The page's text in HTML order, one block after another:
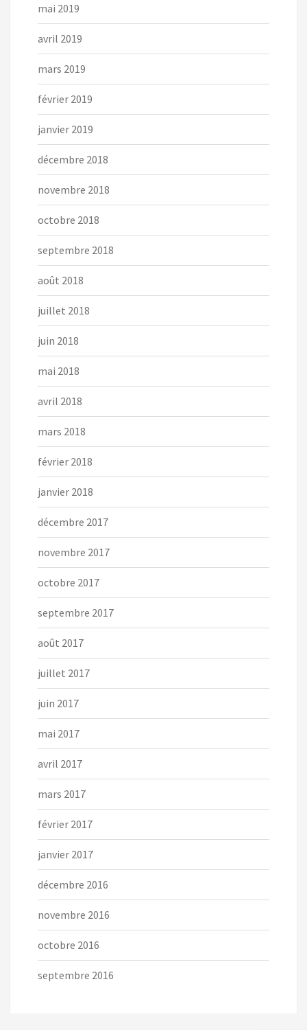
mai 2019
avril 2019
mars 2019
février 2019
janvier 2019
décembre 2018
novembre 2018
octobre 2018
septembre 2018
août 2018
juillet 2018
juin 2018
mai 2018
avril 2018
mars 2018
février 2018
janvier 2018
décembre 2017
novembre 2017
octobre 2017
septembre 2017
août 2017
juillet 2017
juin 2017
mai 2017
avril 2017
mars 2017
février 2017
janvier 2017
décembre 2016
novembre 2016
octobre 2016
septembre 2016